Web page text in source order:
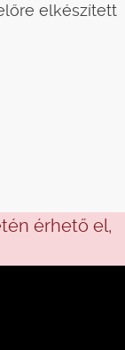
elkészített
érhető el,